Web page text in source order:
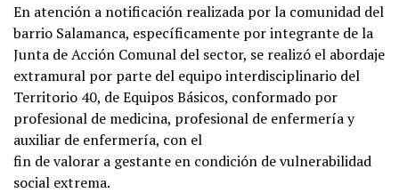
En atención a notificación realizada por la comunidad del
barrio Salamanca, específicamente por integrante de la
Junta de Acción Comunal del sector, se realizó el abordaje
extramural por parte del equipo interdisciplinario del
Territorio 40, de Equipos Básicos, conformado por
profesional de medicina, profesional de enfermería y
auxiliar de enfermería, con el
fin de valorar a gestante en condición de vulnerabilidad
social extrema.